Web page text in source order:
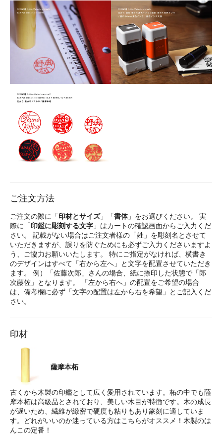
ご注文方法
ご注文の際に「印材とサイズ」「書体」をお選びください。 実
際に「印鑑に彫刻する文字 」はカートの確認画面からご入力くだ
さい。 記載がない場合はご注文者様の「姓」を彫刻名とさせて
いただきますが、誤りを防ぐためにも必ずご入力くださいますよ
う、ご協力お願いいたします。 特にご指定がなければ、横書き
のデザインはすべて「右から左へ」と文字を配置させていただき
ます。 例）「佐藤次郎」さんの場合、紙に捺印した状態で「郎
次藤佐」となります。 「左から右へ」の配置をご希望の場合
は、備考欄に必ず「文字の配置は左から右を希望」とご記入くだ
さい。
印材
薩摩本柘
古くから木製の印鑑として広く愛用されています。柘の中でも薩
摩本柘は高級品とされており、美しい木目が特徴です。木の成長
が遅いため、繊維が緻密で硬度も粘りもあり篆刻に適していま
す。どれがいいのか迷っている方はこちらがオススメ！木製のは
んこの定番！